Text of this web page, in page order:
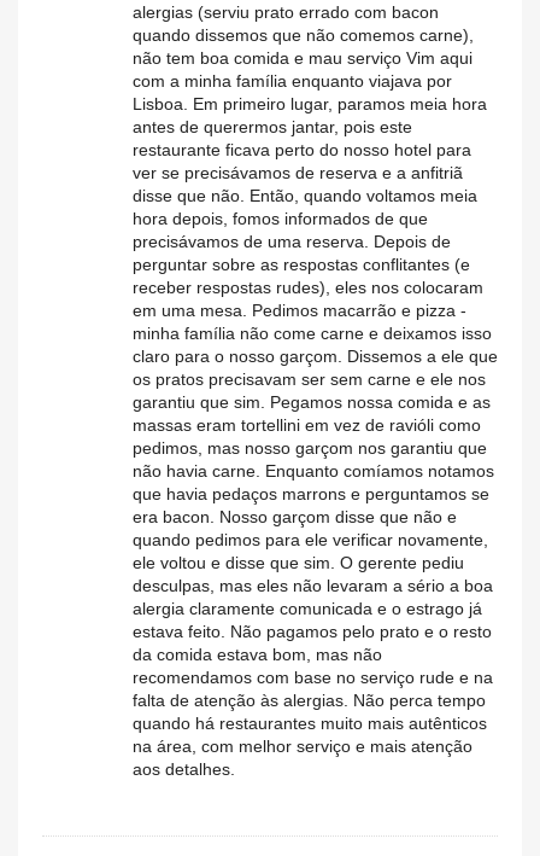
alergias (serviu prato errado com bacon
quando dissemos que não comemos carne),
não tem boa comida e mau serviço Vim aqui
com a minha família enquanto viajava por
Lisboa. Em primeiro lugar, paramos meia hora
antes de querermos jantar, pois este
restaurante ficava perto do nosso hotel para
ver se precisávamos de reserva e a anfitriã
disse que não. Então, quando voltamos meia
hora depois, fomos informados de que
precisávamos de uma reserva. Depois de
perguntar sobre as respostas conflitantes (e
receber respostas rudes), eles nos colocaram
em uma mesa. Pedimos macarrão e pizza -
minha família não come carne e deixamos isso
claro para o nosso garçom. Dissemos a ele que
os pratos precisavam ser sem carne e ele nos
garantiu que sim. Pegamos nossa comida e as
massas eram tortellini em vez de ravióli como
pedimos, mas nosso garçom nos garantiu que
não havia carne. Enquanto comíamos notamos
que havia pedaços marrons e perguntamos se
era bacon. Nosso garçom disse que não e
quando pedimos para ele verificar novamente,
ele voltou e disse que sim. O gerente pediu
desculpas, mas eles não levaram a sério a boa
alergia claramente comunicada e o estrago já
estava feito. Não pagamos pelo prato e o resto
da comida estava bom, mas não
recomendamos com base no serviço rude e na
falta de atenção às alergias. Não perca tempo
quando há restaurantes muito mais autênticos
na área, com melhor serviço e mais atenção
aos detalhes.